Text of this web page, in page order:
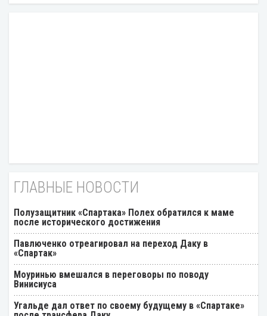
ГЛАВНЫЕ НОВОСТИ
Полузащитник «Спартака» Полех обратился к маме
после исторического достижения
Павлюченко отреагировал на переход Даку в
«Спартак»
Моуринью вмешался в переговоры по поводу
Винисиуса
Угальде дал ответ по своему будущему в «Спартаке»